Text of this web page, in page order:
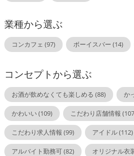
業種から選ぶ
コンカフェ (97) ボーイスバー (14)
コンセプトから選ぶ
お酒が飲めなくても楽しめる (88) か
かわいい(109) こだわり店舗情報
こだわり求人情報 (99) アイドル(112)
アルバイト勤務可(82) オリジナル衣